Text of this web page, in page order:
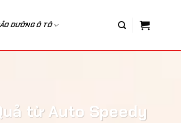
DƯỠNG Ô TÔ
từ Auto Speedy